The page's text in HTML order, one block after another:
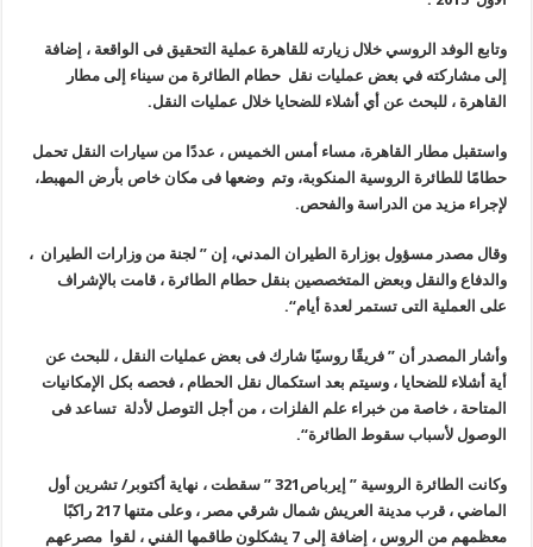
وتابع الوفد الروسي خلال زيارته للقاهرة عملية التحقيق فى الواقعة ، إضافة
إلى مشاركته في بعض عمليات نقل حطام الطائرة من سيناء إلى مطار
القاهرة ، للبحث عن أي أشلاء للضحايا خلال عمليات النقل.
واستقبل مطار القاهرة، مساء أمس الخميس ، عددًا من سيارات النقل تحمل
حطامًا للطائرة الروسية المنكوبة، وتم وضعها فى مكان خاص بأرض المهبط،
لإجراء مزيد من الدراسة والفحص.
وقال مصدر مسؤول بوزارة الطيران المدني، إن ” لجنة من وزارات الطيران ،
والدفاع والنقل وبعض المتخصصين بنقل حطام الطائرة ، قامت بالإشراف
على العملية التى تستمر لعدة أيام“.
وأشار المصدر أن ” فريقًا روسيًا شارك فى بعض عمليات النقل ، للبحث عن
أية أشلاء للضحايا ، وسيتم بعد استكمال نقل الحطام ، فحصه بكل الإمكانيات
المتاحة ، خاصة من خبراء علم الفلزات ، من أجل التوصل لأدلة تساعد فى
الوصول لأسباب سقوط الطائرة“.
وكانت الطائرة الروسية ” إيرباص321 ” سقطت ، نهاية أكتوبر/ تشرين أول
الماضي ، قرب مدينة العريش شمال شرقي مصر ، وعلى متنها 217 راكبًا
معظمهم من الروس ، إضافة إلى 7 يشكلون طاقمها الفني ، لقوا مصرعهم